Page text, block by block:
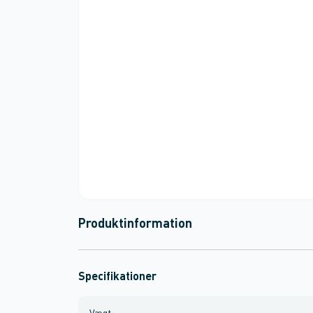
Produktinformation
Specifikationer